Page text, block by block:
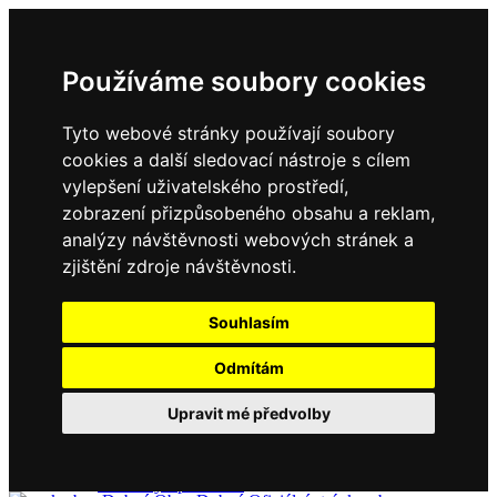
Používáme soubory cookies
Tyto webové stránky používají soubory
cookies a další sledovací nástroje s cílem
vylepšení uživatelského prostředí,
zobrazení přizpůsobeného obsahu a reklam,
analýzy návštěvnosti webových stránek a
zjištění zdroje návštěvnosti.
Souhlasím
Odmítám
Upravit mé předvolby
Domů
Kontakty
Úřední deska
Vyhlášky
Složení zastupitelstva